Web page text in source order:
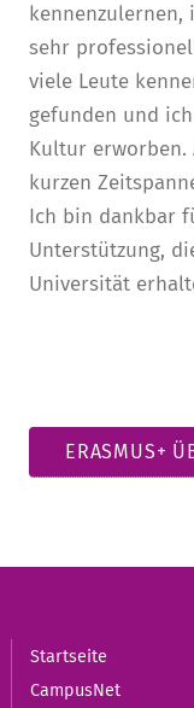
kennenzulernen,
sehr
viele Leute
gefunden und
Kultur
kurzen
Ich bin dankbar
Unterstützung,
Universität
ERASMUS+
Startseite
CampusNet